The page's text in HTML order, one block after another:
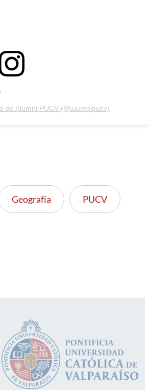
de Alumni PUCV (@alumnipucv)
Geografía PUCV